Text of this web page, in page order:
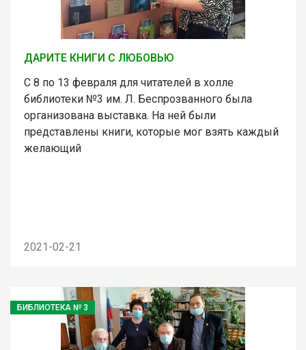
ДАРИТЕ КНИГИ С ЛЮБОВЬЮ
С 8 по 13 февраля для читателей в холле
библиотеки №3 им. Л. Беспрозванного была
организована выставка. На ней были
представлены книги, которые мог взять каждый
желающий
2021-02-21
БИБЛИОТЕКА № 3